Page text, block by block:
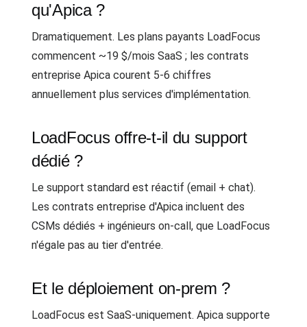
qu'Apica ?
Dramatiquement. Les plans payants LoadFocus
commencent ~19 $/mois SaaS ; les contrats
entreprise Apica courent 5-6 chiffres
annuellement plus services d'implémentation.
LoadFocus offre-t-il du support
dédié ?
Le support standard est réactif (email + chat).
Les contrats entreprise d'Apica incluent des
CSMs dédiés + ingénieurs on-call, que LoadFocus
n'égale pas au tier d'entrée.
Et le déploiement on-prem ?
LoadFocus est SaaS-uniquement. Apica supporte